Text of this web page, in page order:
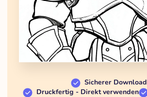
Sicherer Download
Druckfertig - Direkt verwenden